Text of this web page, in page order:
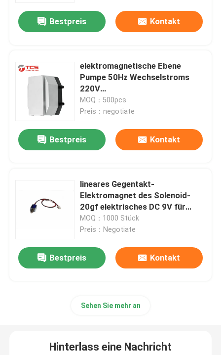
Bestpreis Kontakt
elektromagnetische Ebene
Pumpe 50Hz Wechselstroms
220V
JDB1180001/zylinderförmig
MOQ：500pcs
Preis：negotiate
Bestpreis Kontakt
lineares Gegentakt-
Elektromagnet des Solenoid-
20gf elektrisches DC 9V für
sicheren Verschluss
MOQ：1000 Stück
Preis：Negotiate
Bestpreis Kontakt
Sehen Sie mehr an
Hinterlass eine Nachricht